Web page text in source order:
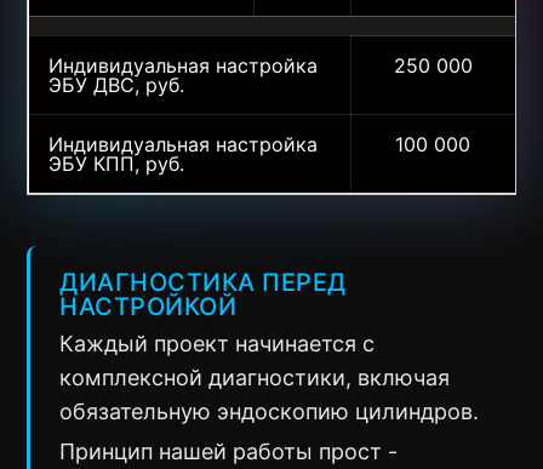
Индивидуальная настройка
ЭБУ ДВС, руб.
250 000
Индивидуальная настройка
ЭБУ КПП, руб.
100 000
ДИАГНОСТИКА ПЕРЕД
НАСТРОЙКОЙ
Каждый проект начинается с
комплексной диагностики, включая
обязательную эндоскопию цилиндров.
Принцип нашей работы прост -